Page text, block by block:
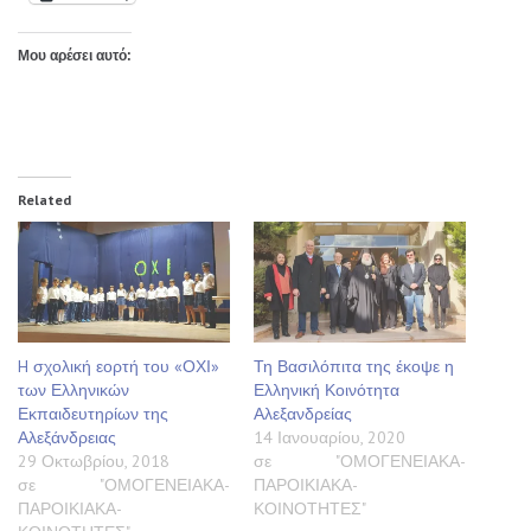
Μου αρέσει αυτό:
Related
H σχολική εορτή του «ΟΧΙ»
των Ελληνικών
Εκπαιδευτηρίων της
Αλεξάνδρειας
29 Οκτωβρίου, 2018
σε "ΟΜΟΓΕΝΕΙΑΚΑ-
ΠΑΡΟΙΚΙΑΚΑ-
Τη Βασιλόπιτα της έκοψε η
Ελληνική Κοινότητα
Αλεξανδρείας
14 Ιανουαρίου, 2020
σε "ΟΜΟΓΕΝΕΙΑΚΑ-
ΠΑΡΟΙΚΙΑΚΑ-
ΚΟΙΝΟΤΗΤΕΣ"